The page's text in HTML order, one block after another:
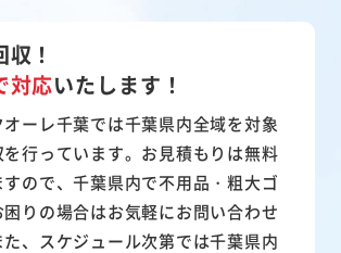
！
対応いたします！
ーレ千葉では千葉県内全域を対象
行っています。お見積もりは無料
ので、千葉県内で不用品・粗大ゴ
困りの場合はお気軽にお問い合わせ
た、スケジュール次第では千葉県内